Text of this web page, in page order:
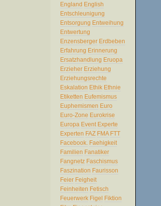
England English
Entschleunigung
Entsorgung Entweihung
Entwertung
Enzensberger Erdbeben
Erfahrung Erinnerung
Ersatzhandlung Eruopa
Erzieher Erziehung
Erziehungsrechte
Eskalation Ethik Ethnie
Etiketten Eufemismus
Euphemismen Euro
Euro-Zone Eurokrise
Europa Event Experte
Experten FAZ FMA FTT
Facebook. Faehigkeit
Familien Fanatiker
Fangnetz Faschismus
Faszination Faurisson
Feier Feigheit
Feinheiten Fetisch
Feuerwerk Figel Fiktion